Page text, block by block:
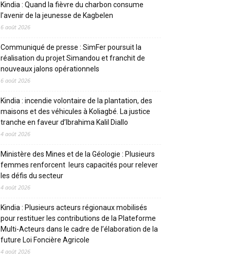
Kindia : Quand la fièvre du charbon consume
l’avenir de la jeunesse de Kagbelen
6 août 2026
Communiqué de presse : SimFer poursuit la
réalisation du projet Simandou et franchit de
nouveaux jalons opérationnels
6 août 2026
Kindia : incendie volontaire de la plantation, des
maisons et des véhicules à Koliagbé. La justice
tranche en faveur d’Ibrahima Kalil Diallo
4 août 2026
Ministère des Mines et de la Géologie : Plusieurs
femmes renforcent leurs capacités pour relever
les défis du secteur
4 août 2026
Kindia : Plusieurs acteurs régionaux mobilisés
pour restituer les contributions de la Plateforme
Multi-Acteurs dans le cadre de l’élaboration de la
future Loi Foncière Agricole
4 août 2026